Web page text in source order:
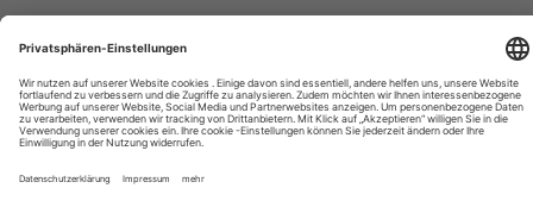
turismo,
Tourismus
Nachrichten,
новости
туризма,
travel